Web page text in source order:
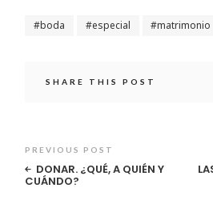
boda especial matrimonio
SHARE THIS POST
PREVIOUS POST
DONAR. ¿QUÉ, A QUIÉN Y
CUÁNDO?